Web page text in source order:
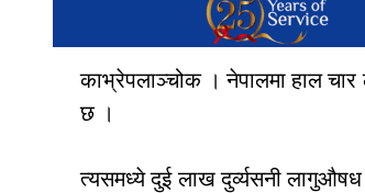
काभ्रेपलाञ्चोक । नेपालमा हाल
छ ।
त्यसमध्ये दुई लाख दुर्व्यसनी